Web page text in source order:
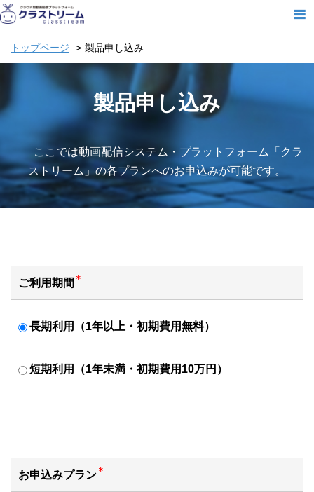
トップページ 製品申し込み
製品申し込み
ここでは動画配信システム・プラットフォーム「クラ
ストリーム」の各プランへのお申込みが可能です。
ご利用期間
長期利用（1年以上・初期費用無料）
短期利用（1年未満・初期費用10万円）
お申込みプラン